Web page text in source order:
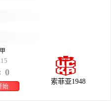
始
0
索菲亚1948